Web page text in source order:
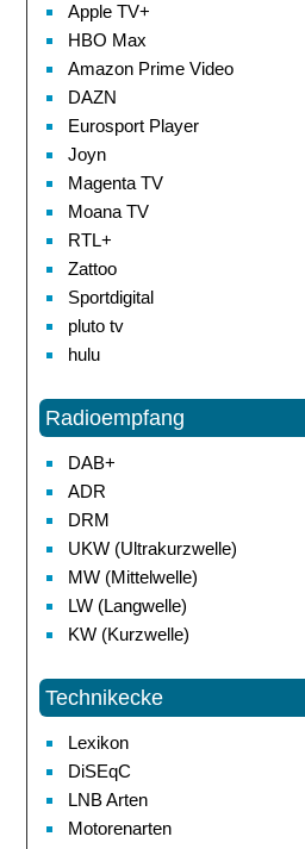
Apple TV+
HBO Max
Amazon Prime Video
DAZN
Eurosport Player
Joyn
Magenta TV
Moana TV
RTL+
Zattoo
Sportdigital
pluto tv
hulu
Radioempfang
DAB+
ADR
DRM
UKW (Ultrakurzwelle)
MW (Mittelwelle)
LW (Langwelle)
KW (Kurzwelle)
Technikecke
Lexikon
DiSEqC
LNB Arten
Motorenarten